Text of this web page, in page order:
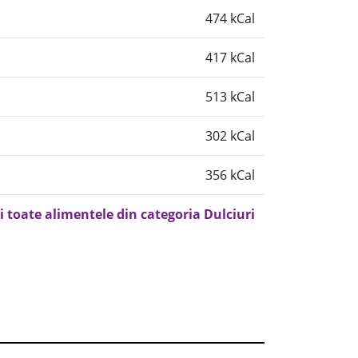
474 kCal
417 kCal
513 kCal
302 kCal
356 kCal
toate alimentele din categoria Dulciuri